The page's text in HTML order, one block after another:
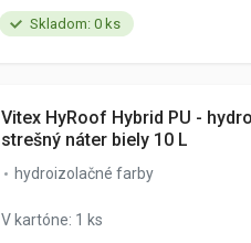
Skladom: 0 ks
Vitex HyRoof Hybrid PU -
strešný náter biely 10 L
hydroizolačné farby
V kartóne: 1 ks